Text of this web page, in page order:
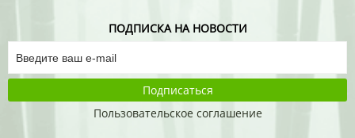
ПОДПИСКА НА НОВОСТИ
Подписаться
Пользовательское соглашение